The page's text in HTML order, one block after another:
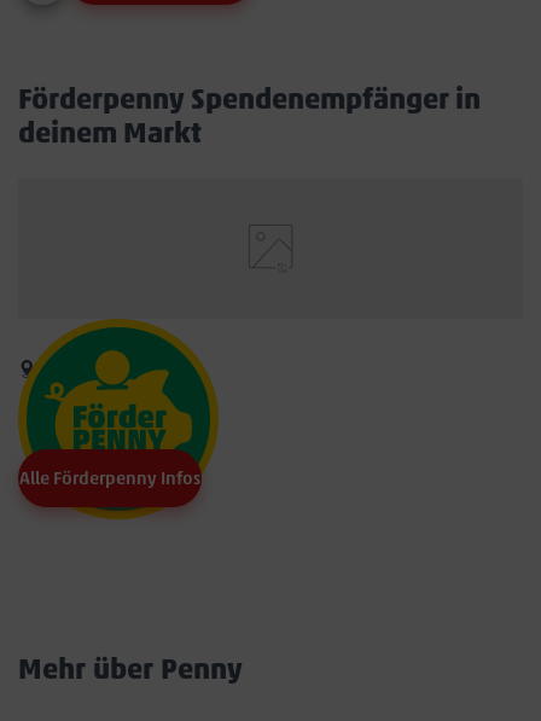
Förderpenny Spendenempfänger in
deinem Markt
Alle Förderpenny Infos
Mehr über Penny